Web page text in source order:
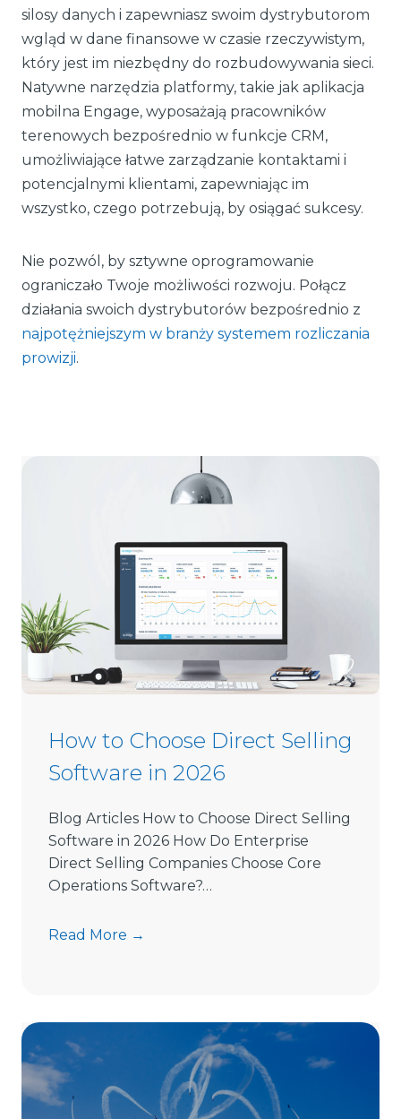
silosy danych i zapewniasz swoim dystrybutorom
wgląd w dane finansowe w czasie rzeczywistym,
który jest im niezbędny do rozbudowywania sieci.
Natywne narzędzia platformy, takie jak aplikacja
mobilna Engage, wyposażają pracowników
terenowych bezpośrednio w funkcje CRM,
umożliwiające łatwe zarządzanie kontaktami i
potencjalnymi klientami, zapewniając im
wszystko, czego potrzebują, by osiągać sukcesy.
Nie pozwól, by sztywne oprogramowanie
ograniczało Twoje możliwości rozwoju. Połącz
działania swoich dystrybutorów bezpośrednio z
najpotężniejszym w branży systemem rozliczania
prowizji.
How to Choose Direct Selling
Software in 2026
Blog Articles How to Choose Direct Selling
Software in 2026 How Do Enterprise
Direct Selling Companies Choose Core
Operations Software?…
Read More →
o
o